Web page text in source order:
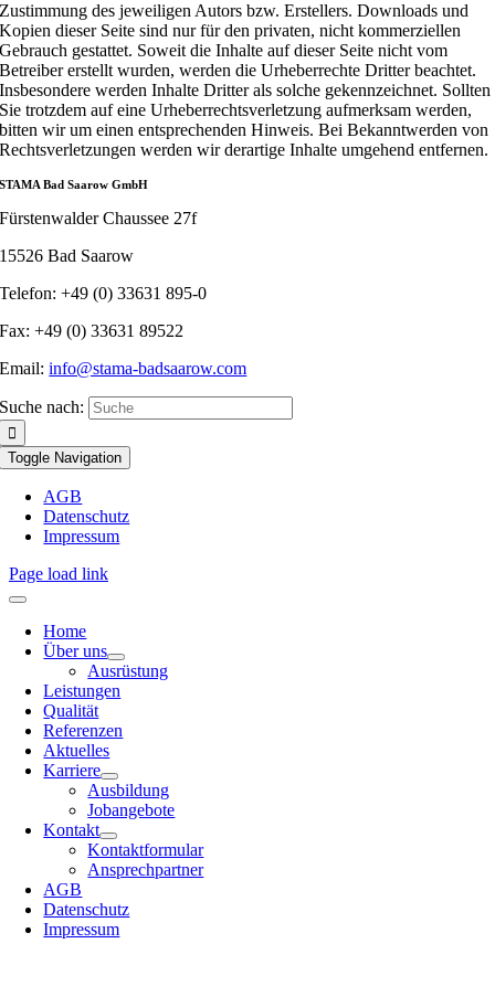
Zustimmung des jeweiligen Autors bzw. Erstellers. Downloads und
Kopien dieser Seite sind nur für den privaten, nicht kommerziellen
Gebrauch gestattet. Soweit die Inhalte auf dieser Seite nicht vom
Betreiber erstellt wurden, werden die Urheberrechte Dritter beachtet.
Insbesondere werden Inhalte Dritter als solche gekennzeichnet. Sollten
Sie trotzdem auf eine Urheberrechtsverletzung aufmerksam werden,
bitten wir um einen entsprechenden Hinweis. Bei Bekanntwerden von
Rechtsverletzungen werden wir derartige Inhalte umgehend entfernen.
STAMA Bad Saarow GmbH
Fürstenwalder Chaussee 27f
15526 Bad Saarow
Telefon: +49 (0) 33631 895-0
Fax: +49 (0) 33631 89522
Email:info@stama-badsaarow.com
Suche nach:
Toggle Navigation
AGB
Datenschutz
Impressum
Page load link
Home
Über uns
Ausrüstung
Leistungen
Qualität
Referenzen
Aktuelles
Karriere
Ausbildung
Jobangebote
Kontakt
Kontaktformular
Ansprechpartner
AGB
Datenschutz
Impressum